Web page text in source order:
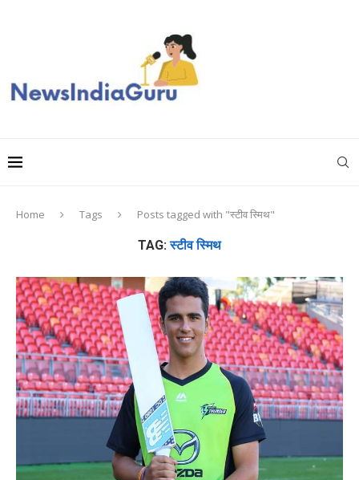
Home Tags Posts tagged with "स्टीव स्मिथ"
TAG:स्टीव स्मिथ